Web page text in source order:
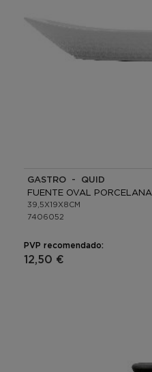
GASTRO - QUID
FUENTE OVAL PORCELANA
39,5X19X8CM
7406052
PVP recomendado:
12,50 €